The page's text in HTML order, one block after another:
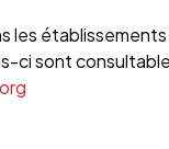
les établissements
ci sont